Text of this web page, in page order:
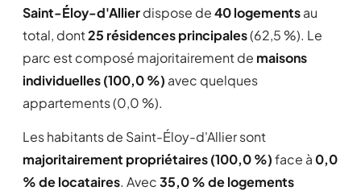
Saint-Éloy-d'Allierdispose de40 logementsau
total, dont25 résidences principales(62,5 %). Le
parc est composé majoritairement de maisons
individuelles (100,0 %) avec quelques
appartements (0,0 %).
Les habitants de Saint-Éloy-d'Allier sont
majoritairement propriétaires (100,0 %)face à 0,0
% de locataires. Avec35,0 % de logements